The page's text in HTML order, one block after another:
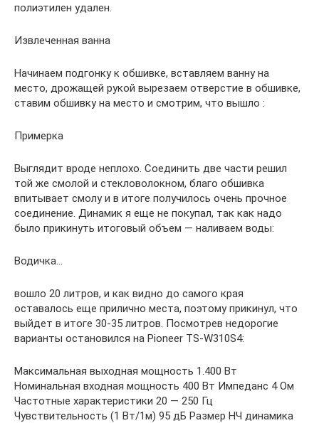
полиэтилен удален.
Извлеченная ванна
Начинаем подгонку к обшивке, вставляем ванну на
место, дрожащей рукой вырезаем отверстие в обшивке,
ставим обшивку на место и смотрим, что вышло :
Примерка
Выглядит вроде неплохо. Соединить две части решил
той же смолой и стекловолокном, благо обшивка
впитывает смолу и в итоге получилось очень прочное
соединение. Динамик я еще не покупал, так как надо
было прикинуть итоговый объем — наливаем воды:
Водичка…
вошло 20 литров, и как видно до самого края
оставалось еще прилично места, поэтому прикинул, что
выйдет в итоге 30-35 литров. Посмотрев недорогие
варианты остановился на Pioneer TS-W310S4:
Максимальная выходная мощность 1.400 Вт
Номинальная входная мощность 400 Вт Импеданс 4 Ом
Частотные характеристики 20 — 250 Гц
Чувствительность (1 Вт/1м) 95 дБ Размер НЧ динамика